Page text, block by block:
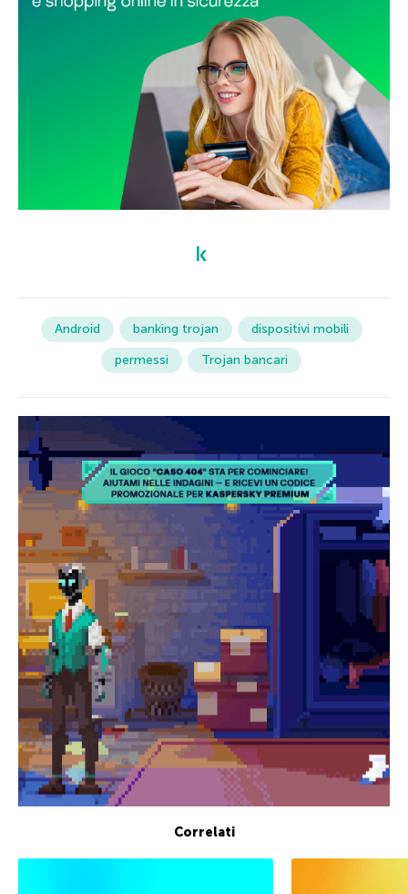
Android banking trojan
dispositivi mobili
permessi
Trojan bancari
Correlati